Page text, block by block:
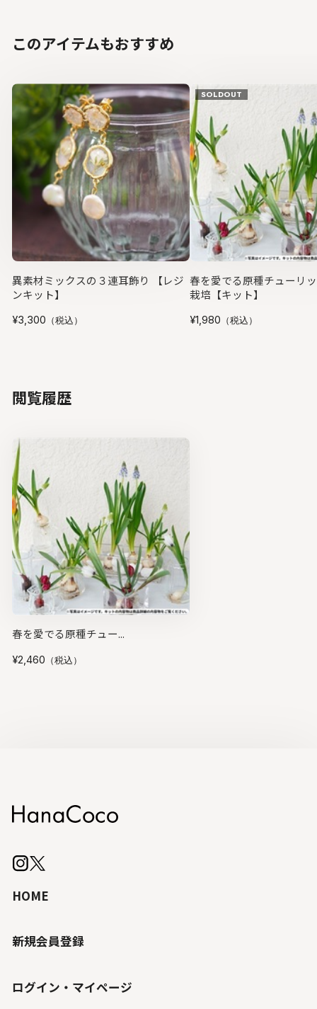
このアイテムもおすすめ
異素材ミックスの３連耳飾り 【レジ
ンキット】
¥3,300 （税込）
SOLDOUT
春を愛でる原種チューリ
栽培【キット】
¥1,980 （税込）
閲覧履歴
春を愛でる原種チュー...
¥2,460 （税込）
HOME
新規会員登録
ログイン・マイページ